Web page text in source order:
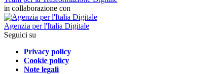
in collaborazione con
Agenzia per l'Italia Digitale
Seguici su
Privacy policy
Cookie policy
Note legali